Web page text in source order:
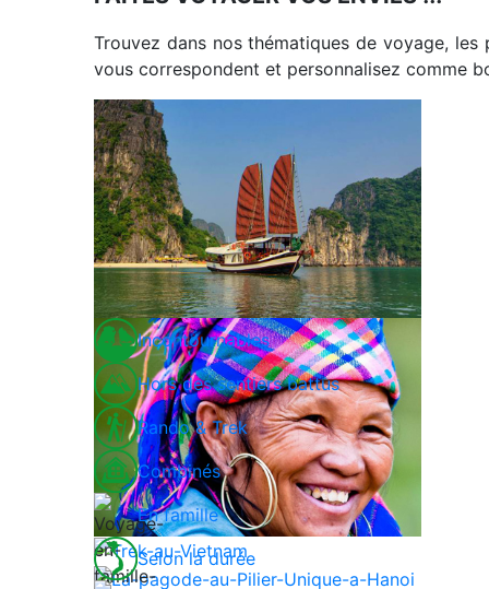
Trouvez dans nos thématiques de voyage,
vous correspondent et personnalisez comme
Incontournables
Hors des sentiers battus
Rando & Trek
Combinés
En famille
Selon la durée